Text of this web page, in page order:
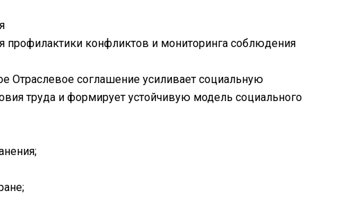
профилактики конфликтов и мониторинга соблюдения
Отраслевое соглашение усиливает социальную
труда и формирует устойчивую модель социального